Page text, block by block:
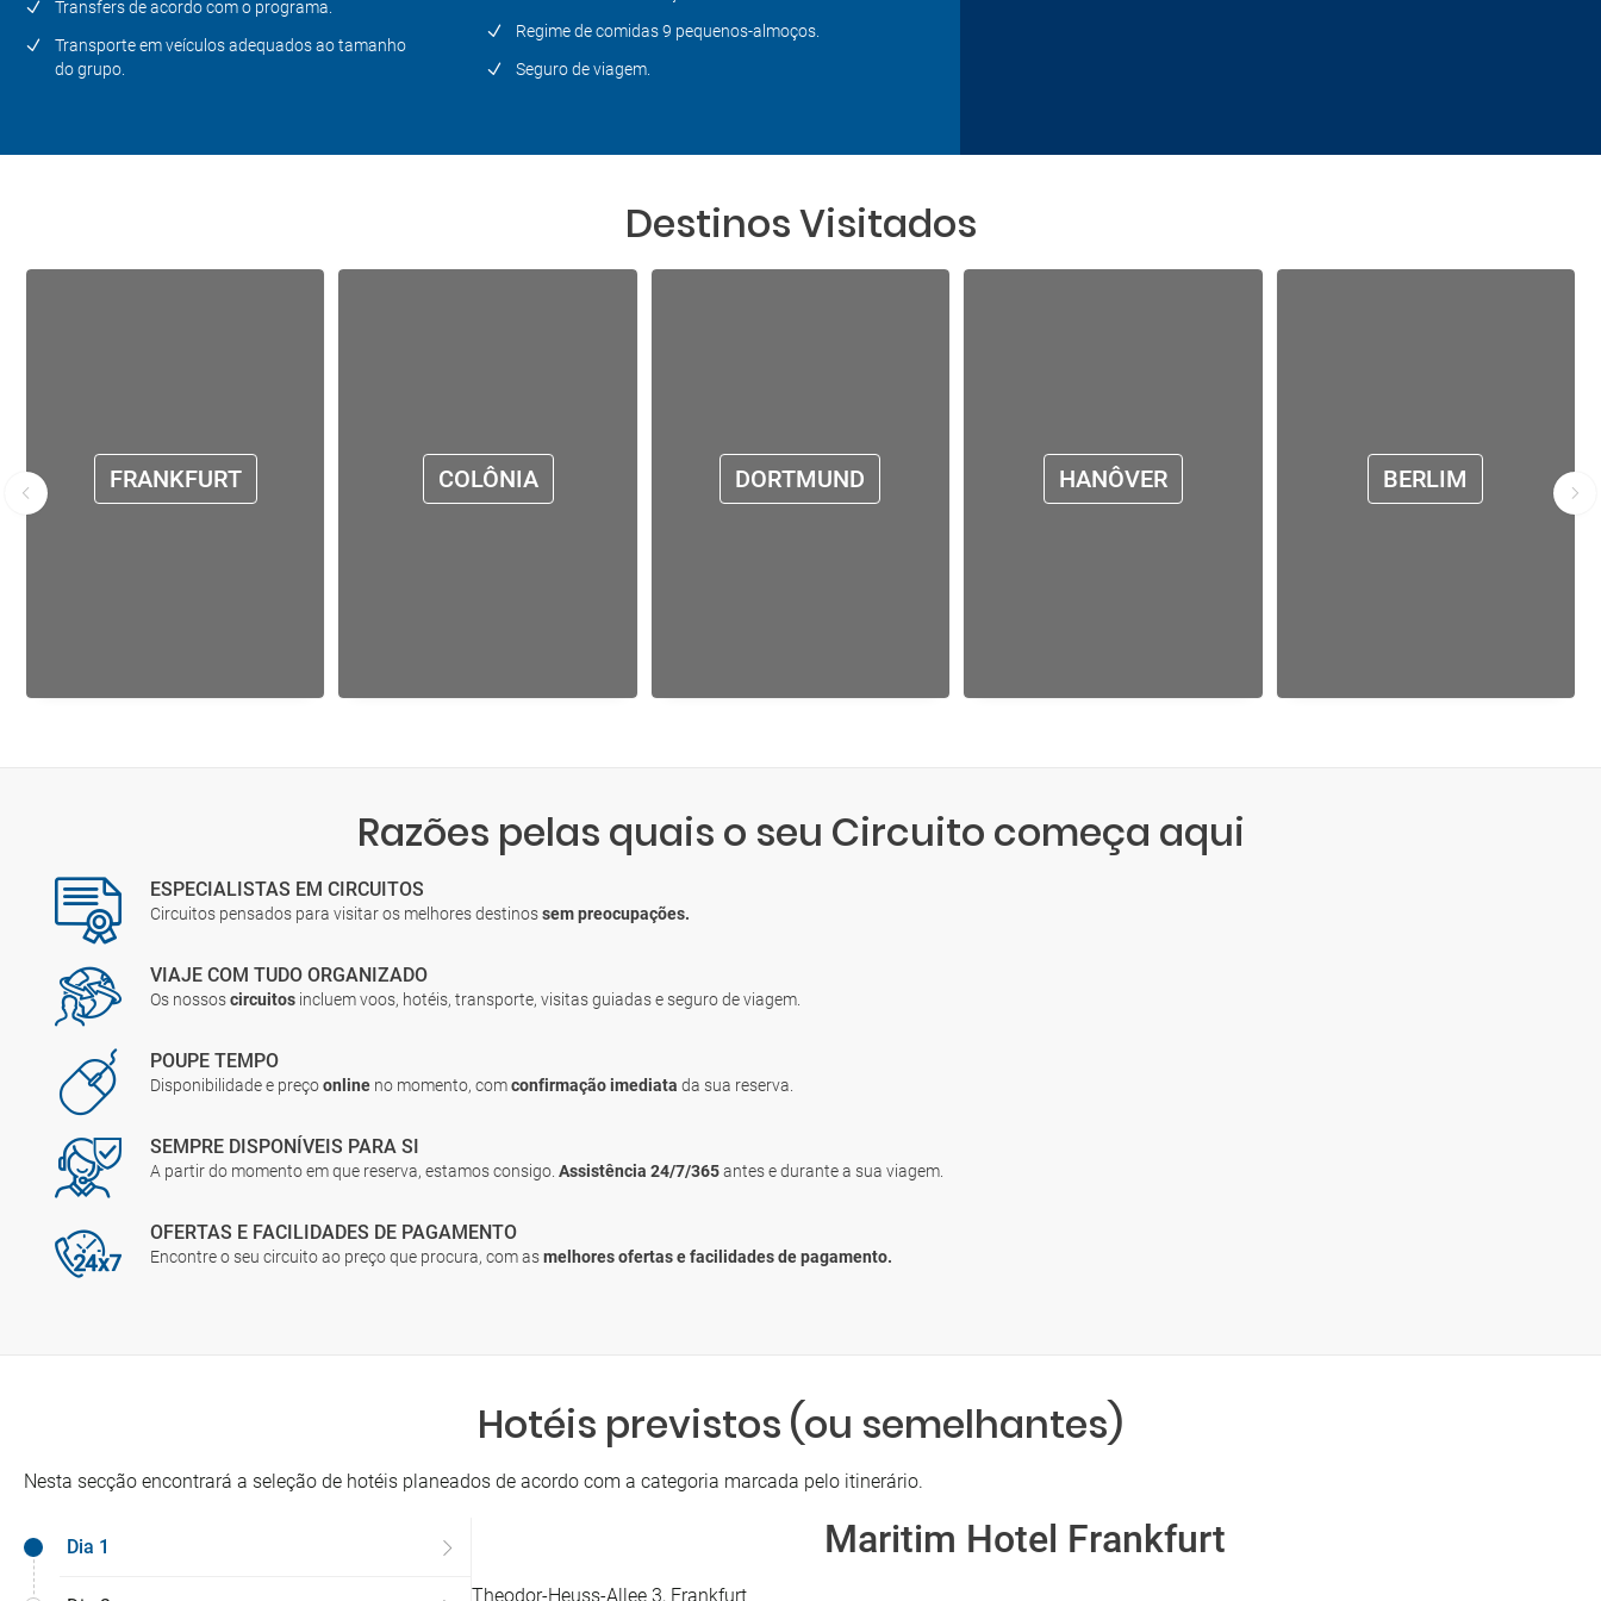
Transfers de acordo com o programa.
Transporte em veículos adequados ao tamanho
do grupo.
Regime de comidas 9 pequenos-almoços.
Seguro de viagem.
Destinos Visitados
FRANKFURT COLÔNIA DORTMUND HANÔVER BERLIM
Razões pelas quais o seu Circuito começa aqui
ESPECIALISTAS EM CIRCUITOS
Circuitos pensados para visitar os melhores destinossem preocupações.
VIAJE COM TUDO ORGANIZADO
Os nossoscircuitos incluem voos, hotéis, transporte, visitas guiadas e seguro de viagem.
POUPE TEMPO
Disponibilidade e preçoonline no momento, comconfirmação imediata da sua reserva.
SEMPRE DISPONÍVEIS PARA SI
A partir do momento em que reserva, estamos consigo.Assistência 24/7/365antes e durante a sua viagem.
OFERTAS E FACILIDADES DE PAGAMENTO
Encontre o seu circuito ao preço que procura, com asmelhores ofertas e facilidades de pagamento.
Hotéis previstos (ou semelhantes)
Nesta secção encontrará a seleção de hotéis planeados de acordo com a categoria marcada pelo itinerário.
Dia 1 Maritim Hotel Frankfurt
Theodor-Heuss-Allee 3, Frankfurt